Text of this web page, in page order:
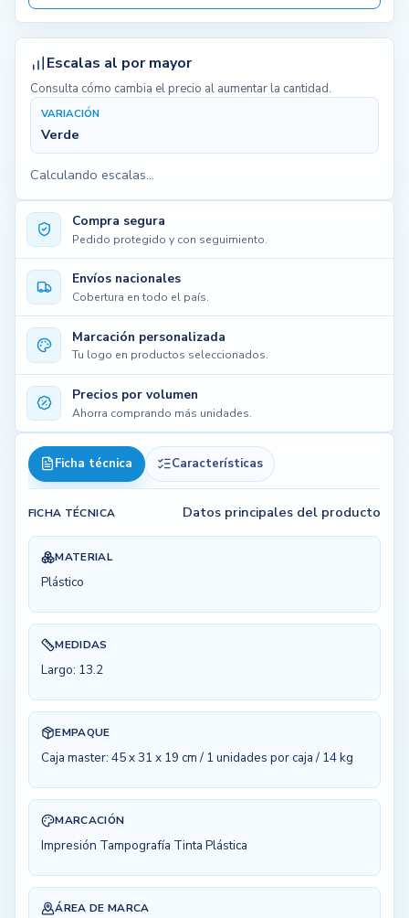
Compra segura
Pedido protegido y con seguimiento.
Envíos nacionales
Cobertura en todo el país.
Marcación personalizada
Tu logo en productos seleccionados.
Precios por volumen
Ahorra comprando más unidades.
Ficha técnica Características
FICHA TÉCNICA Datos principales del producto
MATERIAL
Plástico
MEDIDAS
Largo: 13.2
EMPAQUE
Caja master: 45 x 31 x 19 cm / 1 unidades por caja / 14 kg
MARCACIÓN
Impresión Tampografía Tinta Plástica
ÁREA DE MARCA
Escalas al por mayor
Consulta cómo cambia el precio al aumentar la cantidad.
VARIACIÓN
Verde
Calculando escalas...